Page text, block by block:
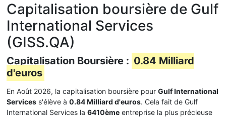
Capitalisation boursière de Gulf
International Services
(GISS.QA)
Capitalisation Boursière : 0.84 Milliard
d'euros
En Août 2026, la capitalisation boursière pour Gulf International
Services s'élève à 0.84 Milliard d'euros. Cela fait de Gulf
International Services la 6410ème entreprise la plus précieuse